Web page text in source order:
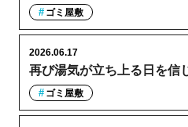
ゴミ屋敷
再び湯気が立ち上る日を信
2026.06.17
ゴミ屋敷